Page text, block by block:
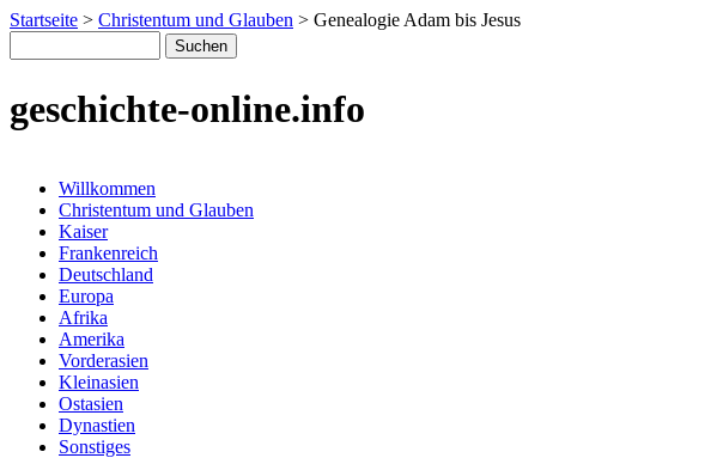
Startseite > Christentum und Glauben > Genealogie Adam bis Jesus
geschichte-online.info
Willkommen
Christentum und Glauben
Kaiser
Frankenreich
Deutschland
Europa
Afrika
Amerika
Vorderasien
Kleinasien
Ostasien
Dynastien
Sonstiges